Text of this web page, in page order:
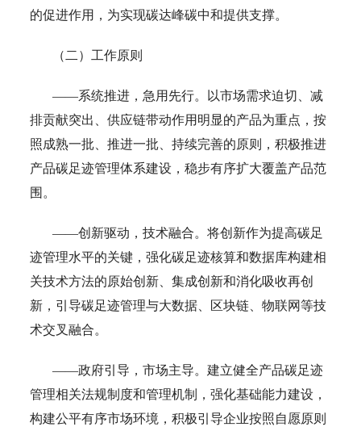
的促进作用，为实现碳达峰碳中和提供支撑。
（二）工作原则
——系统推进，急用先行。以市场需求迫切、减
排贡献突出、供应链带动作用明显的产品为重点，按
照成熟一批、推进一批、持续完善的原则，积极推进
产品碳足迹管理体系建设，稳步有序扩大覆盖产品范
围。
——创新驱动，技术融合。将创新作为提高碳足
迹管理水平的关键，强化碳足迹核算和数据库构建相
关技术方法的原始创新、集成创新和消化吸收再创
新，引导碳足迹管理与大数据、区块链、物联网等技
术交叉融合。
——政府引导，市场主导。建立健全产品碳足迹
管理相关法规制度和管理机制，强化基础能力建设，
构建公平有序市场环境，积极引导企业按照自愿原则